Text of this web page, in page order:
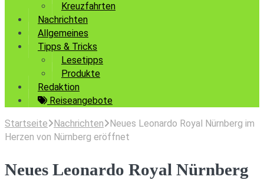
Kreuzfahrten
Nachrichten
Allgemeines
Tipps & Tricks
Lesetipps
Produkte
Redaktion
Reiseangebote
Startseite Nachrichten
Neues Leonardo Royal Nürnberg im
Herzen von Nürnberg eröffnet
Neues Leonardo Royal Nürnberg